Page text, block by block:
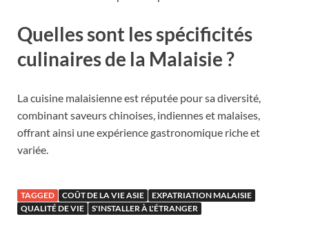
Quelles sont les spécificités
culinaires de la Malaisie ?
La cuisine malaisienne est réputée pour sa diversité,
combinant saveurs chinoises, indiennes et malaises,
offrant ainsi une expérience gastronomique riche et
variée.
TAGGED COÛT DE LA VIE ASIE
EXPATRIATION MALAISIE
QUALITÉ DE VIE
S'INSTALLER À L'ÉTRANGER